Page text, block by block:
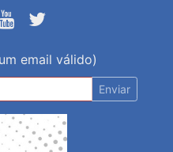
email válido)
Enviar